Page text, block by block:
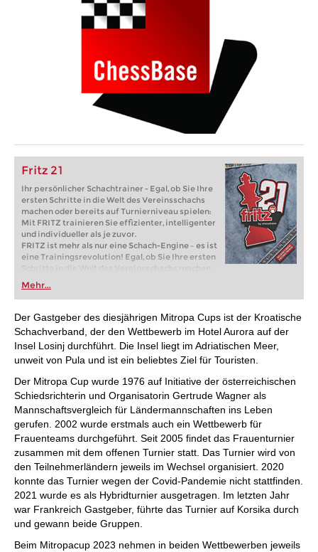
Fritz 21
Ihr persönlicher Schachtrainer - Egal, ob Sie Ihre
ersten Schritte in die Welt des Vereinsschachs
machen oder bereits auf Turnierniveau spielen:
Mit FRITZ trainieren Sie effizienter, intelligenter
und individueller als je zuvor.
FRITZ ist mehr als nur eine Schach-Engine – es ist
eine Trainingsrevolution! Egal, ob Sie Ihre ersten
Schritte in die Welt des Vereinsschachs machen
oder bereits auf Turnierniveau spielen: Mit
FRITZ trainieren Sie effizienter, intelligenter und
individueller als je zuvor.
Mehr...
Der Gastgeber des diesjährigen Mitropa Cups ist der Kroatische
Schachverband, der den Wettbewerb im Hotel Aurora auf der
Insel Losinj durchführt. Die Insel liegt im Adriatischen Meer,
unweit von Pula und ist ein beliebtes Ziel für Touristen.
Der Mitropa Cup wurde 1976 auf Initiative der österreichischen
Schiedsrichterin und Organisatorin Gertrude Wagner als
Mannschaftsvergleich für Ländermannschaften ins Leben
gerufen. 2002 wurde erstmals auch ein Wettbewerb für
Frauenteams durchgeführt. Seit 2005 findet das Frauenturnier
zusammen mit dem offenen Turnier statt. Das Turnier wird von
den Teilnehmerländern jeweils im Wechsel organisiert. 2020
konnte das Turnier wegen der Covid-Pandemie nicht stattfinden.
2021 wurde es als Hybridturnier ausgetragen. Im letzten Jahr
war Frankreich Gastgeber, führte das Turnier auf Korsika durch
und gewann beide Gruppen.
Beim Mitropacup 2023 nehmen in beiden Wettbewerben jeweils